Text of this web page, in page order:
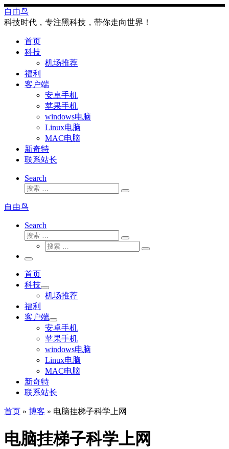
Skip
to
content
自由鸟
科技时代，专注黑科技，带你走向世界！
首页
科技
机场推荐
福利
客户端
安卓手机
苹果手机
windows电脑
Linux电脑
MAC电脑
新奇特
联系站长
Search
搜
搜
自由鸟
Search
搜
搜
索
搜
搜
主
菜
单
首页
科技
机场推荐
福利
客户端
安卓手机
苹果手机
windows电脑
Linux电脑
MAC电脑
新奇特
联系站长
首页 » 博客 » 电脑挂梯子科学上网
电脑挂梯子科学上网